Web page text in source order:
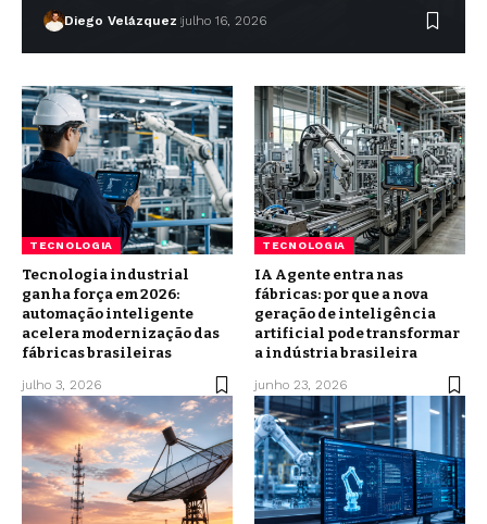
Diego Velázquez julho 16, 2026
TECNOLOGIA
Tecnologia industrial
ganha força em 2026:
automação inteligente
acelera modernização das
fábricas brasileiras
julho 3, 2026
TECNOLOGIA
IA Agente entra nas
fábricas: por que a nova
geração de inteligência
artificial pode transformar
a indústria brasileira
junho 23, 2026